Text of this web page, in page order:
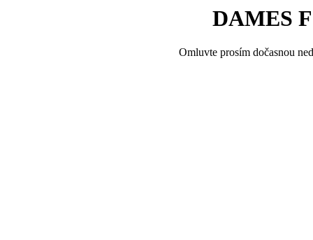
DAMES
Omluvte prosím dočasnou